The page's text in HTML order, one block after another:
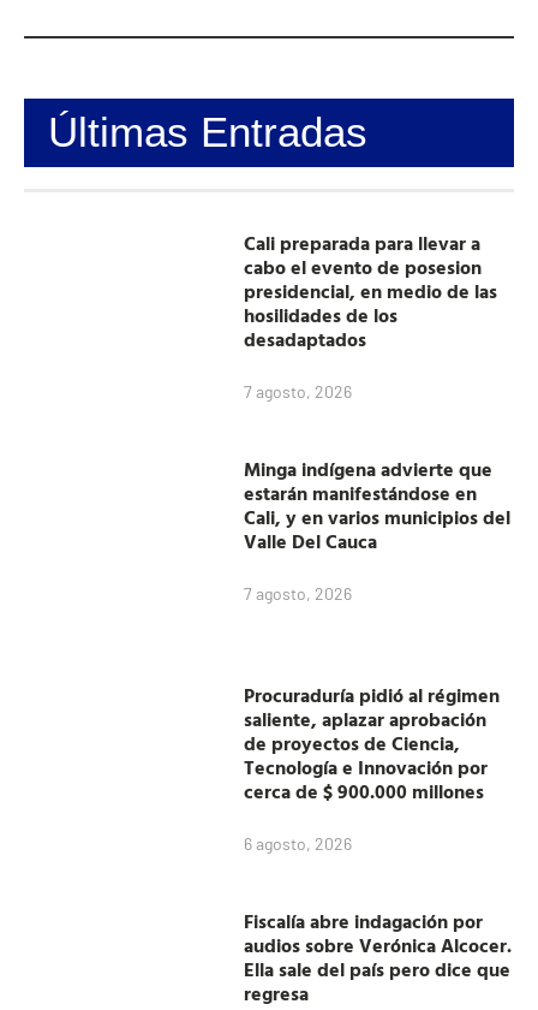
Últimas Entradas
Cali preparada para llevar a
cabo el evento de posesion
presidencial, en medio de las
hosilidades de los
desadaptados
7 agosto, 2026
Minga indígena advierte que
estarán manifestándose en
Cali, y en varios municipios del
Valle Del Cauca
7 agosto, 2026
Procuraduría pidió al régimen
saliente, aplazar aprobación
de proyectos de Ciencia,
Tecnología e Innovación por
cerca de $ 900.000 millones
6 agosto, 2026
Fiscalía abre indagación por
audios sobre Verónica Alcocer.
Ella sale del país pero dice que
regresa